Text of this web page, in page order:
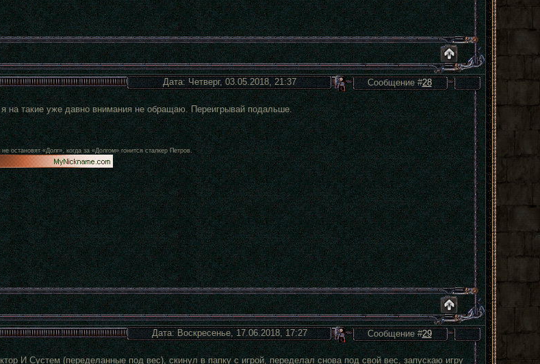
Дата: Четверг, 03.05.2018, 21:37 Сообщение #28
на такие уже давно внимания не обращаю. Переигрывай подальше.
остановят «Долг», когда за «Долгом» гонится сталкер Петров.
Дата: Воскресенье, 17.06.2018, 17:27 Сообщение #29
И Сустем (переделанные под вес), скинул в папку с игрой, переделал снова под свой вес, запускаю игру